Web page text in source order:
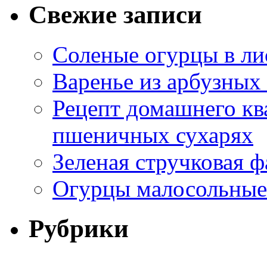
Свежие записи
Соленые огурцы в
Варенье из
Рецепт домашнего
пшеничных сухарях
Зеленая стручковая
Огурцы
Рубрики